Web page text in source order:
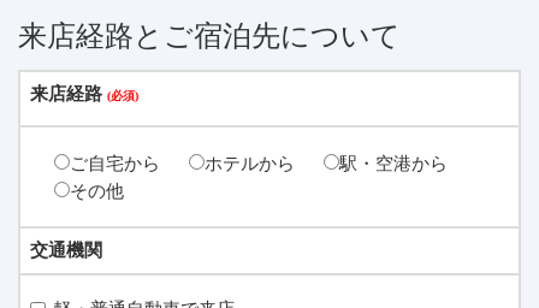
来店経路とご宿泊先について
来店経路
ご自宅から ホテルから
駅・空港から
その他
交通機関